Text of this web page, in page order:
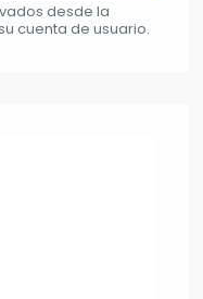
desde la
cuenta de usuario.